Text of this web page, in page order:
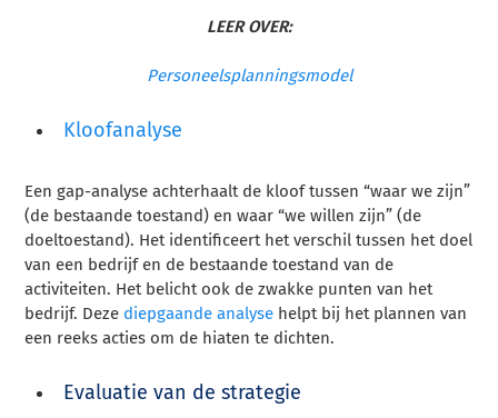
LEER OVER:
Personeelsplanningsmodel
Kloofanalyse
Een gap-analyse achterhaalt de kloof tussen “waar we zijn”
(de bestaande toestand) en waar “we willen zijn” (de
doeltoestand). Het identificeert het verschil tussen het doel
van een bedrijf en de bestaande toestand van de
activiteiten. Het belicht ook de zwakke punten van het
bedrijf. Deze diepgaande analyse helpt bij het plannen van
een reeks acties om de hiaten te dichten.
Evaluatie van de strategie